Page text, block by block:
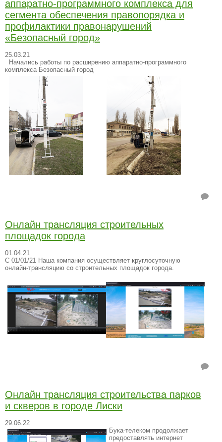
аппаратно-программного комплекса для
сегмента обеспечения правопорядка и
профилактики правонарушений
«Безопасный город»
25.03.21
Начались работы по расширению аппаратно-программного
комплекса Безопасный город
Онлайн трансляция строительных
площадок города
01.04.21
С 01/01/21 Наша компания осуществляет круглосуточную
онлайн-трансляцию со строительных площадок города.
Онлайн трансляция строительства парков
и скверов в городе Лиски
29.06.22
Бука-телеком продолжает
предоставлять интернет